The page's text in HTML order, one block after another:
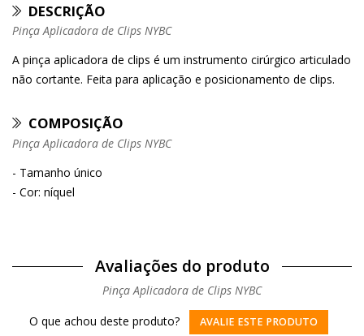
DESCRIÇÃO
Pinça Aplicadora de Clips NYBC
A pinça aplicadora de clips é um instrumento cirúrgico articulado
não cortante. Feita para aplicação e posicionamento de clips.
COMPOSIÇÃO
Pinça Aplicadora de Clips NYBC
- Tamanho único
- Cor: níquel
Avaliações do produto
Pinça Aplicadora de Clips NYBC
O que achou deste produto?
AVALIE ESTE PRODUTO